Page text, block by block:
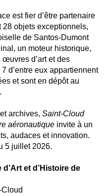
est fier d’être partenaire
28 objets exceptionnels,
de Santos-Dumont
un moteur historique,
d’art et des
d’entre eux appartiennent
et sont en dépôt au
archives, Saint-Cloud
aéronautique invite à un
audaces et innovation.
5 juillet 2026.
et d’Histoire de